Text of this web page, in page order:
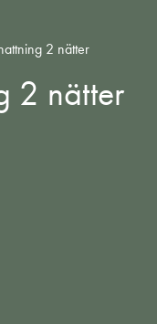
2 nätter
2 nätter